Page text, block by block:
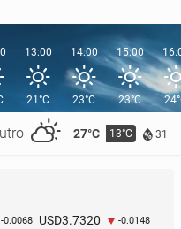
27°C 13°C 31
13:00
21°C
14:00
23°C
15:00
23°C
-0.0068 USD3.7320 -0.0148